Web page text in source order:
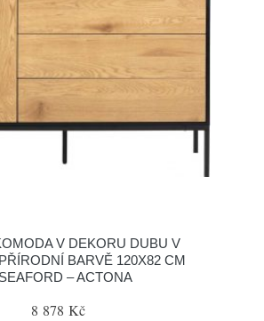
V DEKORU DUBU V
BARVĚ 120X82 CM
SEAFORD – ACTONA
8 878 Kč